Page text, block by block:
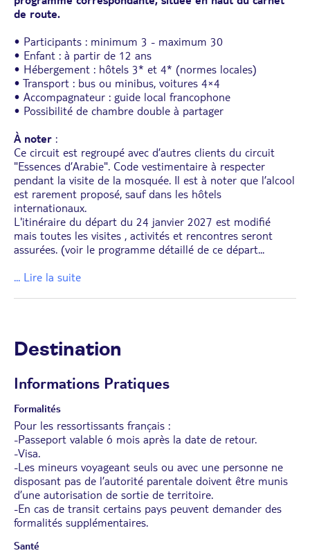
de route.
• Participants : minimum 3 - maximum 30
• Enfant : à partir de 12 ans
• Hébergement : hôtels 3* et 4* (normes locales)
• Transport : bus ou minibus, voitures 4×4
• Accompagnateur : guide local francophone
• Possibilité de chambre double à partager
À noter :
Ce circuit est regroupé avec d’autres clients du circuit
"Essences d’Arabie". Code vestimentaire à respecter
pendant la visite de la mosquée. Il est à noter que l’alcool
est rarement proposé, sauf dans les hôtels
internationaux.
L'itinéraire du départ du 24 janvier 2027 est modifié
mais toutes les visites , activités et rencontres seront
assurées. (voir le programme détaillé de ce départ...
... Lire la suite
Destination
Informations Pratiques
Formalités
Pour les ressortissants français :
-Passeport valable 6 mois après la date de retour.
-Visa.
-Les mineurs voyageant seuls ou avec une personne ne
disposant pas de l’autorité parentale doivent être munis
d’une autorisation de sortie de territoire.
-En cas de transit certains pays peuvent demander des
formalités supplémentaires.
Santé